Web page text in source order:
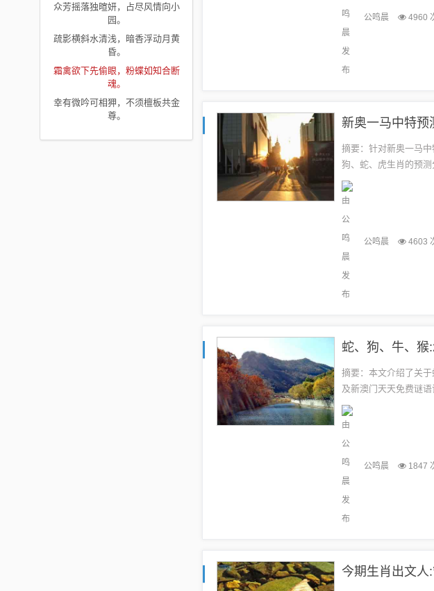
众芳摇落独暄妍，占尽风情向小
园。
疏影横斜水清浅，暗香浮动月黄
昏。
霜禽欲下先偷眼，粉蝶如知合断
魂。
幸有微吟可相狎，不须檀板共金
尊。
公鸣晨 4960
摘要：针对新奥一马中
狗、蛇、虎生肖的预
重真实性和可靠性，避
公鸣晨 4603
摘要：本文介绍了关
及新澳门天天免费谜
与落实等方面的信息
公鸣晨 1847